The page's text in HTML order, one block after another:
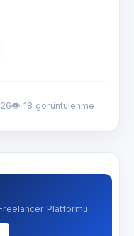
👁 18 görüntülenme
Platformu